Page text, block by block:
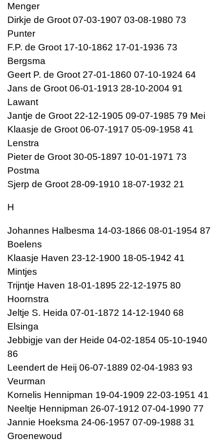
Menger
Dirkje de Groot 07-03-1907 03-08-1980 73
Punter
F.P. de Groot 17-10-1862 17-01-1936 73
Bergsma
Geert P. de Groot 27-01-1860 07-10-1924 64
Jans de Groot 06-01-1913 28-10-2004 91
Lawant
Jantje de Groot 22-12-1905 09-07-1985 79 Mei
Klaasje de Groot 06-07-1917 05-09-1958 41
Lenstra
Pieter de Groot 30-05-1897 10-01-1971 73
Postma
Sjerp de Groot 28-09-1910 18-07-1932 21
H
Johannes Halbesma 14-03-1866 08-01-1954 87
Boelens
Klaasje Haven 23-12-1900 18-05-1942 41
Mintjes
Trijntje Haven 18-01-1895 22-12-1975 80
Hoornstra
Jeltje S. Heida 07-01-1872 14-12-1940 68
Elsinga
Jebbigje van der Heide 04-02-1854 05-10-1940
86
Leendert de Heij 06-07-1889 02-04-1983 93
Veurman
Kornelis Hennipman 19-04-1909 22-03-1951 41
Neeltje Hennipman 26-07-1912 07-04-1990 77
Jannie Hoeksma 24-06-1957 07-09-1988 31
Groenewoud